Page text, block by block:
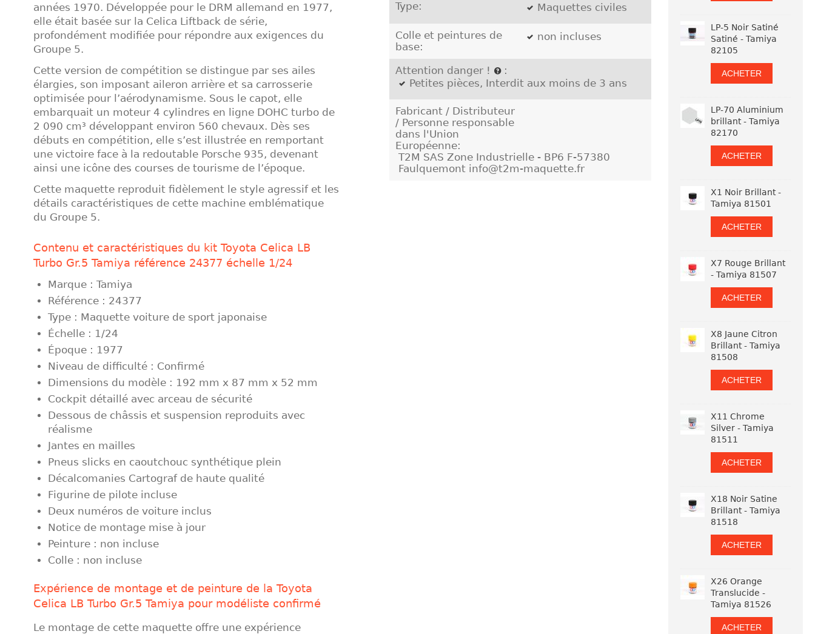
années 1970. Développée pour le DRM allemand en 1977,
elle était basée sur la Celica Liftback de série,
profondément modifiée pour répondre aux exigences du
Groupe 5.
Cette version de compétition se distingue par ses ailes
élargies, son imposant aileron arrière et sa carrosserie
optimisée pour l’aérodynamisme. Sous le capot, elle
embarquait un moteur 4 cylindres en ligne DOHC turbo de
2 090 cm³ développant environ 560 chevaux. Dès ses
débuts en compétition, elle s’est illustrée en remportant
une victoire face à la redoutable Porsche 935, devenant
ainsi une icône des courses de tourisme de l’époque.
Cette maquette reproduit fidèlement le style agressif et les
détails caractéristiques de cette machine emblématique
du Groupe 5.
Contenu et caractéristiques du kit Toyota Celica LB
Turbo Gr.5 Tamiya référence 24377 échelle 1/24
Marque : Tamiya
Référence : 24377
Type : Maquette voiture de sport japonaise
Échelle : 1/24
Époque : 1977
Niveau de difficulté : Confirmé
Dimensions du modèle : 192 mm x 87 mm x 52 mm
Cockpit détaillé avec arceau de sécurité
Dessous de châssis et suspension reproduits avec
réalisme
Jantes en mailles
Pneus slicks en caoutchouc synthétique plein
Décalcomanies Cartograf de haute qualité
Figurine de pilote incluse
Deux numéros de voiture inclus
Notice de montage mise à jour
Peinture : non incluse
Colle : non incluse
Expérience de montage et de peinture de la Toyota
Celica LB Turbo Gr.5 Tamiya pour modéliste confirmé
Le montage de cette maquette offre une expérience
Type: Maquettes civiles
Colle et peintures de
base:
non incluses
Attention danger !
:
Petites pièces, Interdit aux moins de 3 ans
Fabricant / Distributeur
/ Personne responsable
dans l'Union
Européenne:
T2M SAS Zone Industrielle - BP6 F-57380
Faulquemont info@t2m-maquette.fr
LP-5 Noir Satiné
Satiné - Tamiya
82105
ACHETER
LP-70 Aluminium
brillant - Tamiya
82170
ACHETER
X1 Noir Brillant -
Tamiya 81501
ACHETER
X7 Rouge Brillant
- Tamiya 81507
ACHETER
X8 Jaune Citron
Brillant - Tamiya
81508
ACHETER
X11 Chrome
Silver - Tamiya
81511
ACHETER
X18 Noir Satine
Brillant - Tamiya
81518
ACHETER
X26 Orange
Translucide -
Tamiya 81526
ACHETER